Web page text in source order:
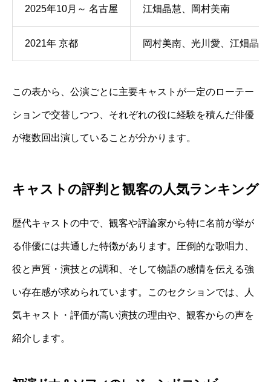
2025年10月～ 名古屋 江畑晶慧、岡村美南
2021年 京都 岡村美南、光川愛、江畑晶慧
この表から、公演ごとに主要キャストが一定のローテー
ションで交替しつつ、それぞれの役に経験を積んだ俳優
が複数回出演していることが分かります。
キャストの評判と観客の人気ランキング
歴代キャストの中で、観客や評論家から特に名前が挙が
る俳優には共通した特徴があります。圧倒的な歌唱力、
役と声質・演技との調和、そして物語の感情を伝える強
い存在感が求められています。このセクションでは、人
気キャスト・評価が高い演技の理由や、観客からの声を
紹介します。